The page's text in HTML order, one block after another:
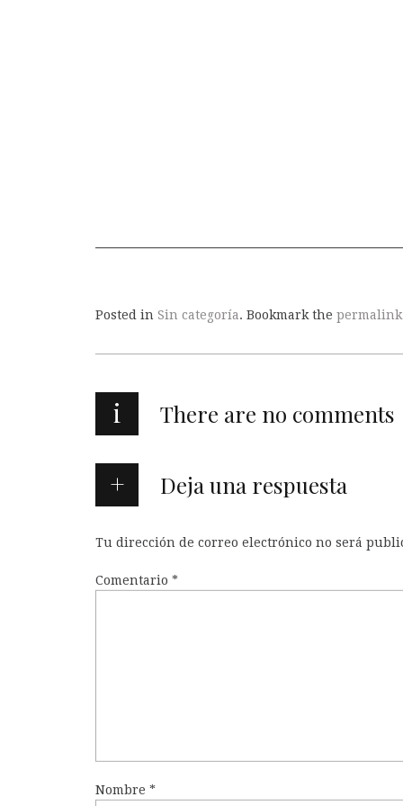
Posted in Sin categoría. Bookmark the permalink
i There are no comments
Deja una respuesta
Tu dirección de correo electrónico no será
Comentario *
Nombre *